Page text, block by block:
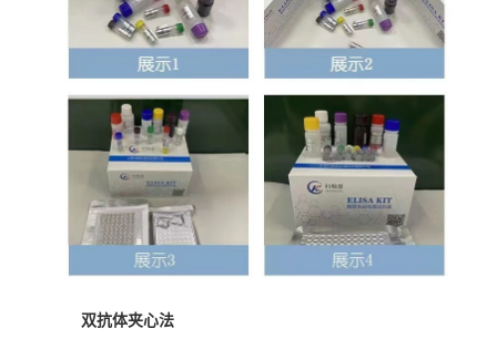
双抗体夹心法